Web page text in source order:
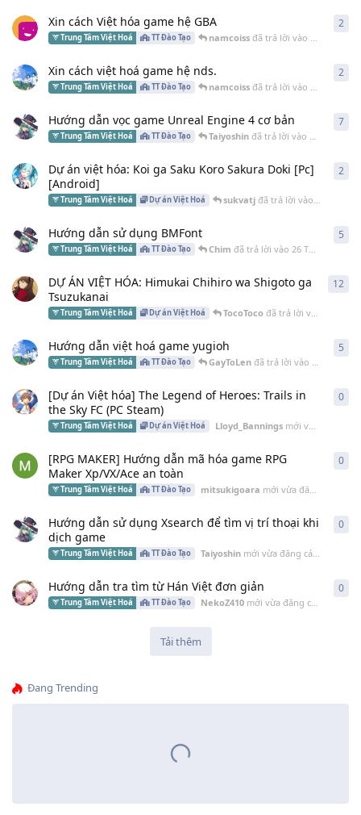
Xin cách Việt hóa game hệ GBA
Trung Tâm Việt Hoá TT Đào Tạo namcoissđã trả lời vào 10 Th06
2
Xin cách việt hoá game hệ nds.
Trung Tâm Việt Hoá TT Đào Tạo namcoissđã trả lời vào 5 Th06 2022
2
Hướng dẫn vọc game Unreal Engine 4 cơ bản
Trung Tâm Việt Hoá TT Đào Tạo Taiyoshinđã trả lời vào 9 Th10 2021
7
Dự án việt hóa: Koi ga Saku Koro Sakura Doki [Pc]
[Android]
Trung Tâm Việt Hoá Dự án Việt Hoá sukvatjđã trả lời vào 5 Th10
2
Hướng dẫn sử dụng BMFont
Trung Tâm Việt Hoá TT Đào Tạo Chim đã trả lời vào 26 Th09 2021
5
DỰ ÁN VIỆT HÓA: Himukai Chihiro wa Shigoto ga
Tsuzukanai
Trung Tâm Việt Hoá Dự án Việt Hoá TocoToco đã trả lời vào
12
Hướng dẫn việt hoá game yugioh
Trung Tâm Việt Hoá TT Đào Tạo GayToLenđã trả lời vào 20 Th08
5
[Dự án Việt hóa] The Legend of Heroes: Trails in
the Sky FC (PC Steam)
Trung Tâm Việt Hoá Dự án Việt Hoá Lloyd_Banningsmới vừa đăng cách đây
0
[RPG MAKER] Hướng dẫn mã hóa game RPG
Maker Xp/VX/Ace an toàn
Trung Tâm Việt Hoá TT Đào Tạo mitsukigoara mới vừa đăng cách đây
0
Hướng dẫn sử dụng Xsearch để tìm vị trí thoại khi
dịch game
Trung Tâm Việt Hoá TT Đào Tạo Taiyoshinmới vừa đăng cách đây
0
Hướng dẫn tra tìm từ Hán Việt đơn giản
Trung Tâm Việt Hoá TT Đào Tạo NekoZ410mới vừa đăng cách đây
0
Tải thêm
Đang Trending